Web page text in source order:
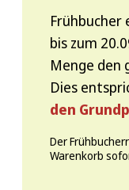
Frühbucher
bis zum
Menge den
Dies
den
Der
Warenkorb